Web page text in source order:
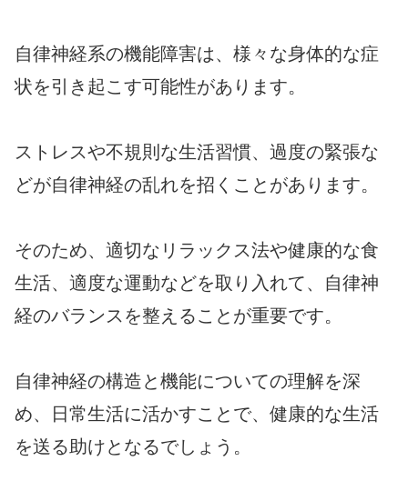
自律神経系の機能障害は、様々な身体的な症
状を引き起こす可能性があります。
ストレスや不規則な生活習慣、過度の緊張な
どが自律神経の乱れを招くことがあります。
そのため、適切なリラックス法や健康的な食
生活、適度な運動などを取り入れて、自律神
経のバランスを整えることが重要です。
自律神経の構造と機能についての理解を深
め、日常生活に活かすことで、健康的な生活
を送る助けとなるでしょう。